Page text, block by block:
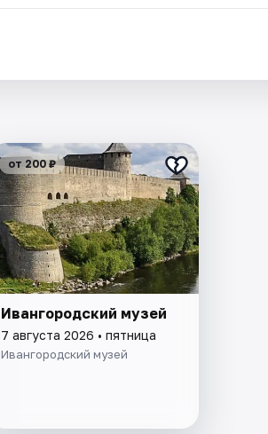
от 200 ₽
Ивангородский музей
7 августа 2026 • пятница
Ивангородский музей